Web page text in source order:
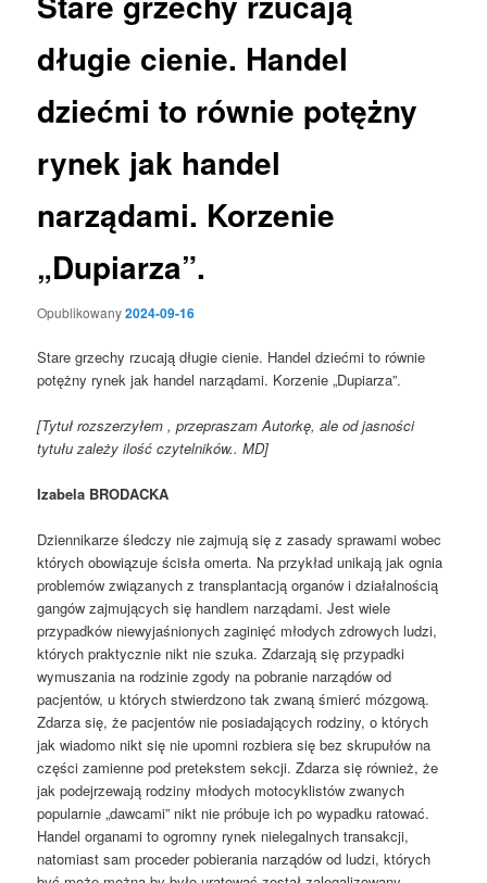
długie cienie. Handel
dziećmi to równie potężny
rynek jak handel
narządami. Korzenie
„Dupiarza”.
Opublikowany2024-09-16
Stare grzechy rzucają długie cienie. Handel dziećmi to równie
potężny rynek jak handel narządami. Korzenie „Dupiarza”.
[Tytuł rozszerzyłem , przepraszam Autorkę, ale od jasności
tytułu zależy ilość czytelników.. MD]
Izabela BRODACKA
Dziennikarze śledczy nie zajmują się z zasady sprawami wobec
których obowiązuje ścisła omerta. Na przykład unikają jak ognia
problemów związanych z transplantacją organów i działalnością
gangów zajmujących się handlem narządami. Jest wiele
przypadków niewyjaśnionych zaginięć młodych zdrowych ludzi,
których praktycznie nikt nie szuka. Zdarzają się przypadki
wymuszania na rodzinie zgody na pobranie narządów od
pacjentów, u których stwierdzono tak zwaną śmierć mózgową.
Zdarza się, że pacjentów nie posiadających rodziny, o których
jak wiadomo nikt się nie upomni rozbiera się bez skrupułów na
części zamienne pod pretekstem sekcji. Zdarza się również, że
jak podejrzewają rodziny młodych motocyklistów zwanych
popularnie „dawcami” nikt nie próbuje ich po wypadku ratować.
Handel organami to ogromny rynek nielegalnych transakcji,
natomiast sam proceder pobierania narządów od ludzi, których